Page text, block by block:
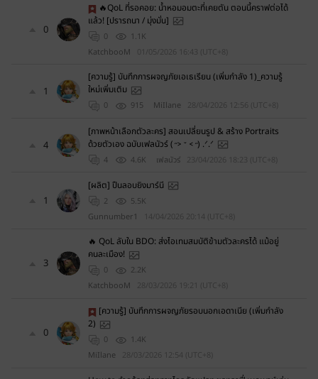
0
🔥QoL ที่รอคอย: น้ำหอมอมตะที่เคยตัน ตอนนี้คราฟต่อได้
แล้ว! [ปรารถนา / มุ่งมั่น]
0
1.1K
KatchbooM
01/05/2026 16:43 (UTC+8)
1
[ความรู้] บันทึกการผจญภัยเอเธเรียน (เพิ่มกำลัง 1)_ความรู้
ใหม่เพิ่มเติม
0 915 MiIlane 28/04/2026 12:56 (UTC+8)
4
[ภาพหน้าเลือกตัวละคร] สอนเปลี่ยนรูป & สร้าง Portraits
ด้วยตัวเอง ฉบับเฟลนัวร์ (˶˃ ᵕ ˂˶) .ᐟ.ᐟ
4 4.6K เฟลนัวร์ 23/04/2026 18:23 (UTC+8)
1
[ผลิต] ปืนลอบยิงมาร์นี
2
5.5K
Gunnumber1
14/04/2026 20:14 (UTC+8)
3
🔥 QoL ลับใน BDO: ส่งไอเทมสมบัติข้ามตัวละครได้ แม้อยู่
คนละเมือง!
0
2.2K
KatchbooM
28/03/2026 19:21 (UTC+8)
0
[ความรู้] บันทึกการผจญภัยรอบนอกเอดาเนีย (เพิ่มกำลัง
2)
0
1.4K
MiIlane
28/03/2026 12:54 (UTC+8)